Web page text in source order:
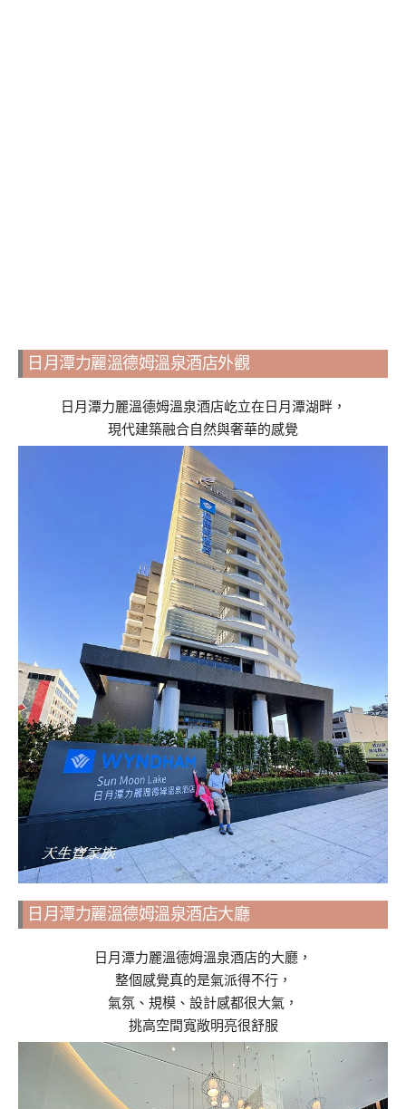
日月潭力麗溫德姆溫泉酒店外觀
日月潭力麗溫德姆溫泉酒店屹立在日月潭湖畔，
現代建築融合自然與奢華的感覺
日月潭力麗溫德姆溫泉酒店大廳
日月潭力麗溫德姆溫泉酒店的大廳，
整個感覺真的是氣派得不行，
氣氛、規模、設計感都很大氣，
挑高空間寬敞明亮很舒服